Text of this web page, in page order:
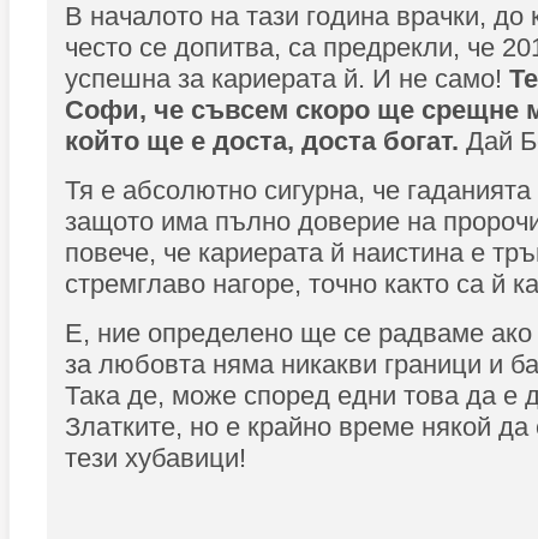
В началото на тази година врачки, до
често се допитва, са предрекли, че
успешна за кариерата й. И не само!
Софи, че съвсем скоро ще срещне
който ще е доста, доста богат. Дай
Тя е абсолютно сигурна, че
защото има пълно доверие на
повече, че кариерата й наистина е
стремглаво нагоре, точно както са й
Е, ние определено ще се радваме
за любовта няма никакви граници и
Така де, може според едни това да е
Златките, но е крайно време някой
тези хубавици!